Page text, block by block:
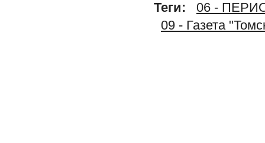
Теги:
06 -
09 - Газета